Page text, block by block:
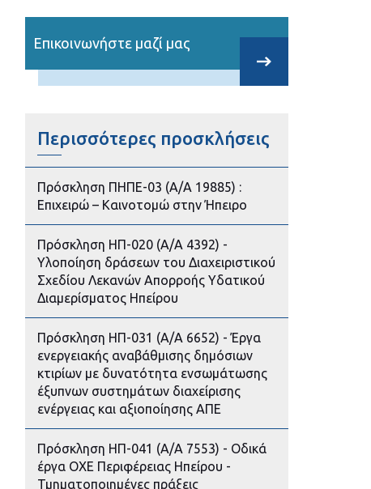
Επικοινωνήστε μαζί μας
Περισσότερες προσκλήσεις
Πρόσκληση ΠΗΠΕ-03 (Α/Α 19885) :
Επιχειρώ – Καινοτομώ στην Ήπειρο
Πρόσκληση ΗΠ-020 (Α/Α 4392) -
Υλοποίηση δράσεων του Διαχειριστικού
Σχεδίου Λεκανών Απορροής Υδατικού
Διαμερίσματος Ηπείρου
Πρόσκληση ΗΠ-031 (Α/Α 6652) - Έργα
ενεργειακής αναβάθμισης δημόσιων
κτιρίων με δυνατότητα ενσωμάτωσης
έξυπνων συστημάτων διαχείρισης
ενέργειας και αξιοποίησης ΑΠΕ
Πρόσκληση ΗΠ-041 (Α/Α 7553) - Οδικά
έργα ΟΧΕ Περιφέρειας Ηπείρου -
Τμηματοποιημένες πράξεις